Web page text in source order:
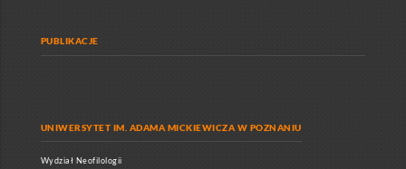
PUBLIKACJE
UNIWERSYTET IM. ADAMA MICKIEWICZA W POZNANIU
Wydział Neofilologii